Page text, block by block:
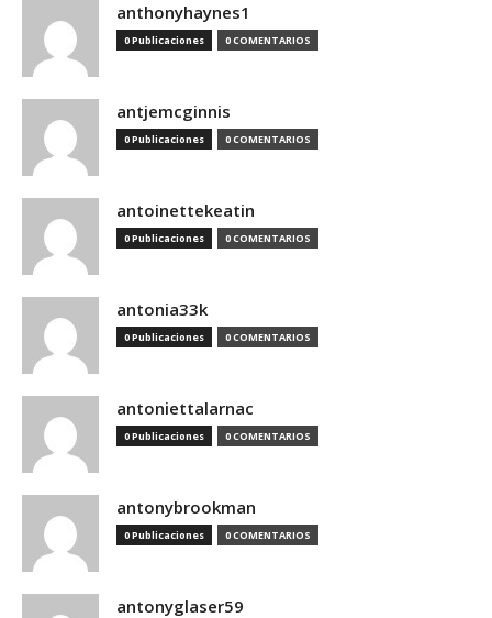
anthonyhaynes1
0 Publicaciones 0 COMENTARIOS
antjemcginnis
0 Publicaciones 0 COMENTARIOS
antoinettekeatin
0 Publicaciones 0 COMENTARIOS
antonia33k
0 Publicaciones 0 COMENTARIOS
antoniettalarnac
0 Publicaciones 0 COMENTARIOS
antonybrookman
0 Publicaciones 0 COMENTARIOS
antonyglaser59